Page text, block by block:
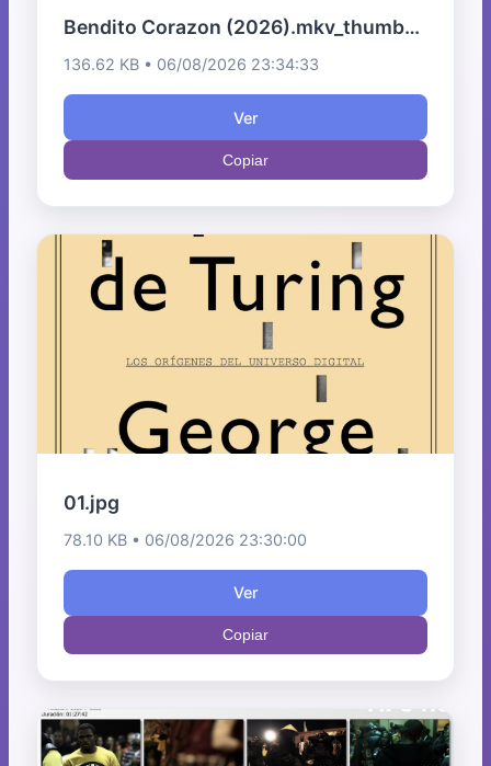
Bendito Corazon (2026).mkv_thumbs.jpg
136.62 KB • 06/08/2026 23:34:33
Ver
Copiar
01.jpg
78.10 KB • 06/08/2026 23:30:00
Ver
Copiar